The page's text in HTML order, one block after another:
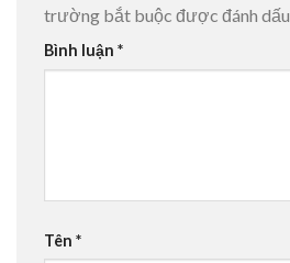
trường bắt buộc được đánh dấu
Bình luận *
Tên *